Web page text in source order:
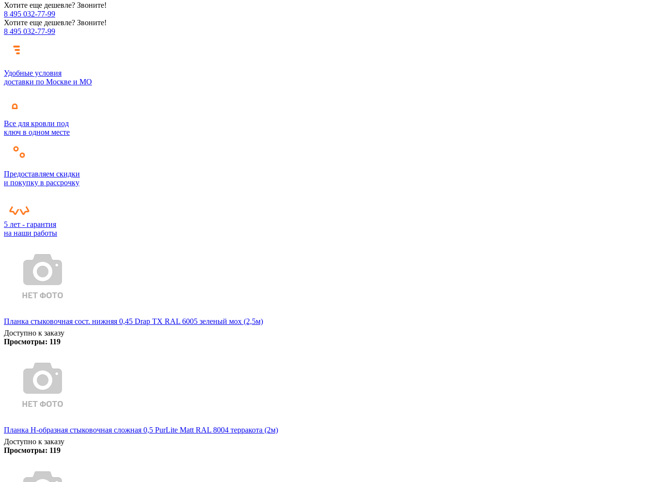
Хотите еще дешевле? Звоните!
8 495 032-77-99
Хотите еще дешевле? Звоните!
8 495 032-77-99
Удобные условия
доставки по Москве и МО
Все для кровли под
ключ в одном месте
Предоставляем скидки
и покупку в рассрочку
5 лет - гарантия
на наши работы
Планка стыковочная сост. нижняя 0,45 Drap TX RAL 6005 зеленый мох (2,5м)
Доступно к заказу
Просмотры: 119
Планка Н-образная стыковочная сложная 0,5 PurLite Matt RAL 8004 терракота (2м)
Доступно к заказу
Просмотры: 119